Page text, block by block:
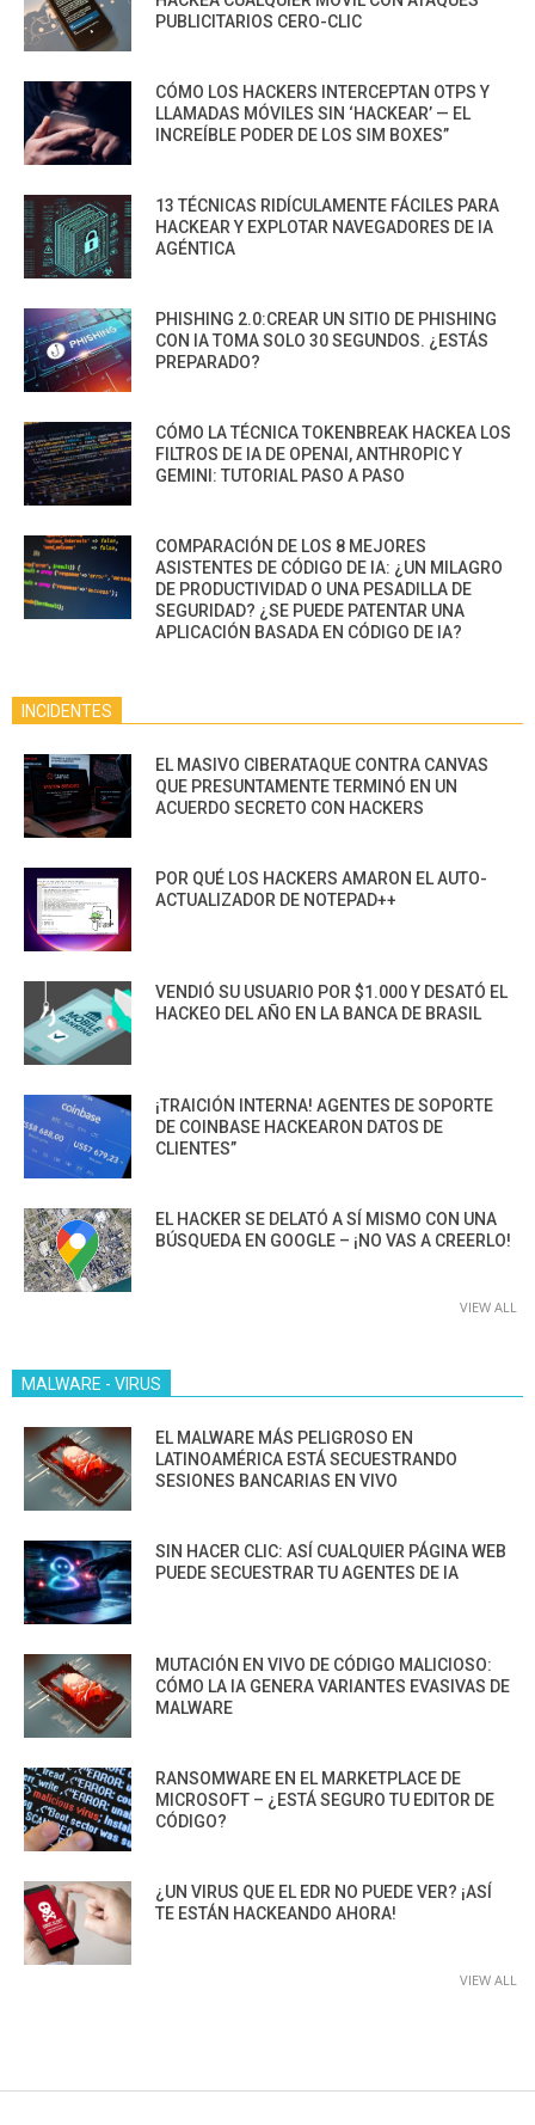
PUBLICITARIOS CERO-CLIC
CÓMO LOS HACKERS INTERCEPTAN OTPS Y
LLAMADAS MÓVILES SIN ‘HACKEAR’ — EL
INCREÍBLE PODER DE LOS SIM BOXES”
13 TÉCNICAS RIDÍCULAMENTE FÁCILES PARA
HACKEAR Y EXPLOTAR NAVEGADORES DE IA
AGÉNTICA
PHISHING 2.0:CREAR UN SITIO DE PHISHING
CON IA TOMA SOLO 30 SEGUNDOS. ¿ESTÁS
PREPARADO?
CÓMO LA TÉCNICA TOKENBREAK HACKEA LOS
FILTROS DE IA DE OPENAI, ANTHROPIC Y
GEMINI: TUTORIAL PASO A PASO
COMPARACIÓN DE LOS 8 MEJORES
ASISTENTES DE CÓDIGO DE IA: ¿UN MILAGRO
DE PRODUCTIVIDAD O UNA PESADILLA DE
SEGURIDAD? ¿SE PUEDE PATENTAR UNA
APLICACIÓN BASADA EN CÓDIGO DE IA?
INCIDENTES
EL MASIVO CIBERATAQUE CONTRA CANVAS
QUE PRESUNTAMENTE TERMINÓ EN UN
ACUERDO SECRETO CON HACKERS
POR QUÉ LOS HACKERS AMARON EL AUTO-
ACTUALIZADOR DE NOTEPAD++
VENDIÓ SU USUARIO POR $1.000 Y DESATÓ EL
HACKEO DEL AÑO EN LA BANCA DE BRASIL
¡TRAICIÓN INTERNA! AGENTES DE SOPORTE
DE COINBASE HACKEARON DATOS DE
CLIENTES”
EL HACKER SE DELATÓ A SÍ MISMO CON UNA
BÚSQUEDA EN GOOGLE – ¡NO VAS A CREERLO!
VIEW ALL
MALWARE - VIRUS
EL MALWARE MÁS PELIGROSO EN
LATINOAMÉRICA ESTÁ SECUESTRANDO
SESIONES BANCARIAS EN VIVO
SIN HACER CLIC: ASÍ CUALQUIER PÁGINA WEB
PUEDE SECUESTRAR TU AGENTES DE IA
MUTACIÓN EN VIVO DE CÓDIGO MALICIOSO:
CÓMO LA IA GENERA VARIANTES EVASIVAS DE
MALWARE
RANSOMWARE EN EL MARKETPLACE DE
MICROSOFT – ¿ESTÁ SEGURO TU EDITOR DE
CÓDIGO?
¿UN VIRUS QUE EL EDR NO PUEDE VER? ¡ASÍ
TE ESTÁN HACKEANDO AHORA!
VIEW ALL